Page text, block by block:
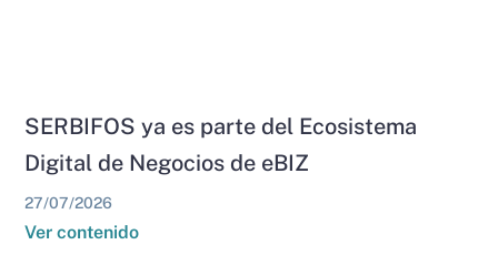
SERBIFOS ya es parte del Ecosistema
Digital de Negocios de eBIZ
27/07/2026
Ver contenido